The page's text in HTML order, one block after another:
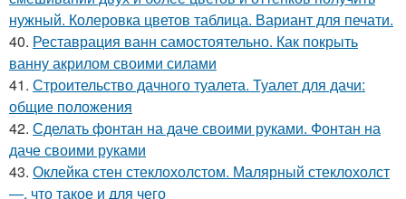
нужный. Колеровка цветов таблица. Вариант для печати.
40. Реставрация ванн самостоятельно. Как покрыть
ванну акрилом своими силами
41. Строительство дачного туалета. Туалет для дачи:
общие положения
42. Сделать фонтан на даче своими руками. Фонтан на
даче своими руками
43. Оклейка стен стеклохолстом. Малярный стеклохолст
—, что такое и для чего